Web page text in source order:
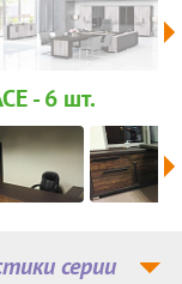
- 6 шт.
серии